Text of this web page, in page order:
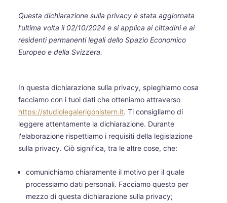
Questa dichiarazione sulla privacy è stata aggiornata
l'ultima volta il 02/10/2024 e si applica ai cittadini e ai
residenti permanenti legali dello Spazio Economico
Europeo e della Svizzera.
In questa dichiarazione sulla privacy, spieghiamo cosa
facciamo con i tuoi dati che otteniamo attraverso
https://studiolegalerigonistern.it. Ti consigliamo di
leggere attentamente la dichiarazione. Durante
l'elaborazione rispettiamo i requisiti della legislazione
sulla privacy. Ciò significa, tra le altre cose, che:
comunichiamo chiaramente il motivo per il quale
processiamo dati personali. Facciamo questo per
mezzo di questa dichiarazione sulla privacy;